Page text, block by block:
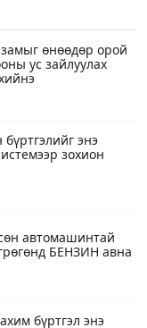
өнөөдөр орой
ус зайлуулах
бүртгэлийг энэ
зохион
автомашинтай
БЕНЗИН авна
бүртгэл энэ